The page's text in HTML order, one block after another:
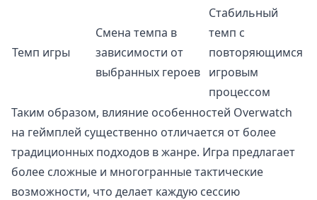
Темп игры
Смена темпа в
зависимости от
выбранных героев
Стабильный
темп с
повторяющимся
игровым
процессом
Таким образом, влияние особенностей Overwatch
на геймплей существенно отличается от более
традиционных подходов в жанре. Игра предлагает
более сложные и многогранные тактические
возможности, что делает каждую сессию